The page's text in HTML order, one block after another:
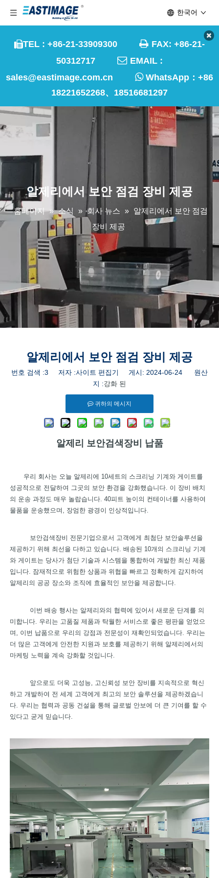
TEL : +86-21-33909300  FAX: +86-21-
50312717  EMAIL :
sales@eastimage.com.cn
WhatsApp： +86
18221652268、18516681297
한국어
알제리에서 보안 점검 장비 제공
홈페이지 » 소식 » 회사 뉴스 » 알제리에서 보안 점검
장비 제공
알제리에서 보안 점검 장비 제공
번호 검색 :3 저자 :사이트 편집기 게시: 2024-06-24 원산
지 :강화 된
귀하의 메시지
알제리 보안검색장비 납품
우리 회사는 오늘 알제리에 10세트의 스크리닝 기계와 게이트를
성공적으로 전달하여 그곳의 보안 환경을 강화했습니다. 이 장비 배치
의 운송 과정도 매우 놀랍습니다. 40피트 높이의 컨테이너를 사용하여
물품을 운송했으며, 장엄한 광경이 인상적입니다.
보안검색장비 전문기업으로서 고객에게 최첨단 보안솔루션을
제공하기 위해 최선을 다하고 있습니다. 배송된 10개의 스크리닝 기계
와 게이트는 당사가 첨단 기술과 시스템을 통합하여 개발한 최신 제품
입니다. 잠재적으로 위험한 상품과 위협을 빠르고 정확하게 감지하여
알제리의 공공 장소와 조직에 효율적인 보안을 제공합니다.
이번 배송 행사는 알제리와의 협력에 있어서 새로운 단계를 의
미합니다. 우리는 고품질 제품과 탁월한 서비스로 좋은 평판을 얻었으
며, 이번 납품으로 우리의 강점과 전문성이 재확인되었습니다. 우리는
더 많은 고객에게 안전한 지원과 보호를 제공하기 위해 알제리에서의
마케팅 노력을 계속 강화할 것입니다.
앞으로도 더욱 고성능, 고신뢰성 보안 장비를 지속적으로 혁신
하고 개발하여 전 세계 고객에게 최고의 보안 솔루션을 제공하겠습니
다. 우리는 협력과 공동 건설을 통해 글로벌 안보에 더 큰 기여를 할 수
있다고 굳게 믿습니다.